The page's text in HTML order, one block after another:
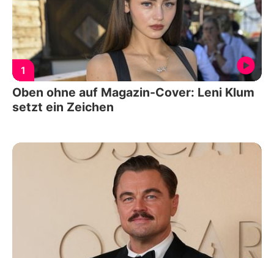
1
Oben ohne auf Magazin-Cover: Leni Klum
setzt ein Zeichen